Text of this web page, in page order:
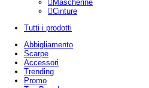
Mascherine
Cinture
Tutti i prodotti
Abbigliamento
Scarpe
Accessori
Trending
Promo